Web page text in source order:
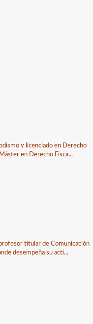
y licenciado en Derecho
en Derecho Fisca...
titular de Comunicación
desempeña su acti...